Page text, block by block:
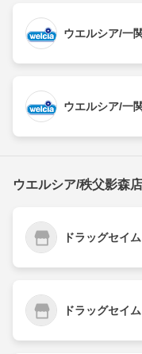
ウエルシア/一
ウエルシア/一
ウエルシア/秩父影森
ドラッグセイ
ドラッグセイ